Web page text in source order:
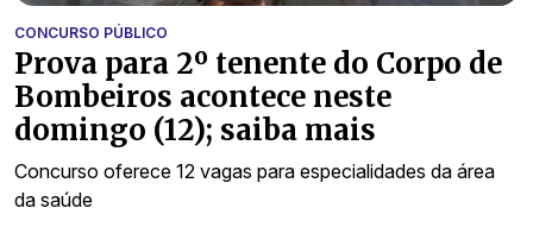
CONCURSO PÚBLICO
Prova para 2º tenente do Corpo de
Bombeiros acontece neste
domingo (12); saiba mais
Concurso oferece 12 vagas para especialidades da área
da saúde